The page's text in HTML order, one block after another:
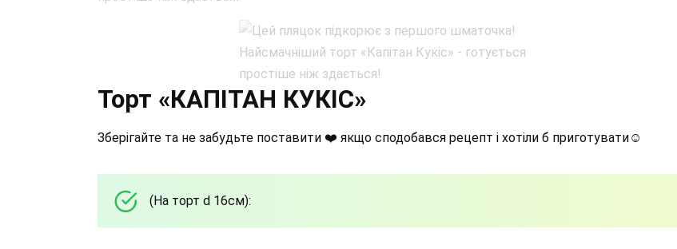
Торт «КАПІТАН КУКІС»
Зберігайте та не забудьте поставити ❤️ якщо сподобався рецепт і хотіли б приготувати☺️
(На торт d 16см):